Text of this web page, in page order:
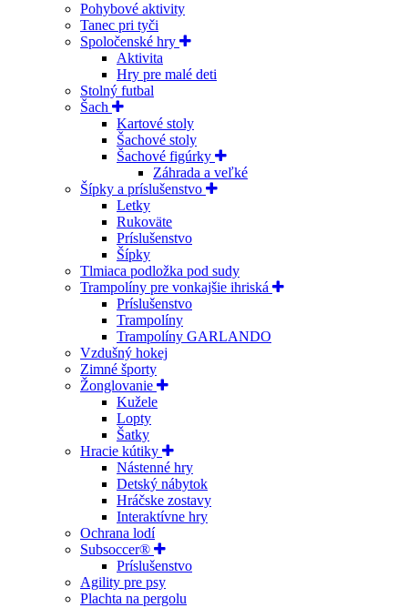
Pohybové aktivity
Tanec pri tyči
Spoločenské hry
Aktivita
Hry pre malé deti
Stolný futbal
Šach
Kartové stoly
Šachové stoly
Šachové figúrky
Záhrada a veľké
Šípky a príslušenstvo
Letky
Rukoväte
Príslušenstvo
Šípky
Tlmiaca podložka pod sudy
Trampolíny pre vonkajšie ihriská
Príslušenstvo
Trampolíny
Trampolíny GARLANDO
Vzdušný hokej
Zimné športy
Žonglovanie
Kužele
Lopty
Šatky
Hracie kútiky
Nástenné hry
Detský nábytok
Hráčske zostavy
Interaktívne hry
Ochrana lodí
Subsoccer®
Príslušenstvo
Agility pre psy
Plachta na pergolu